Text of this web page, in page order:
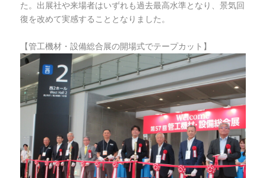
た。出展社や来場者はいずれも過去最高水準となり、景気回
復を改めて実感することとなりました。
【管工機材・設備総合展の開場式でテープカット】